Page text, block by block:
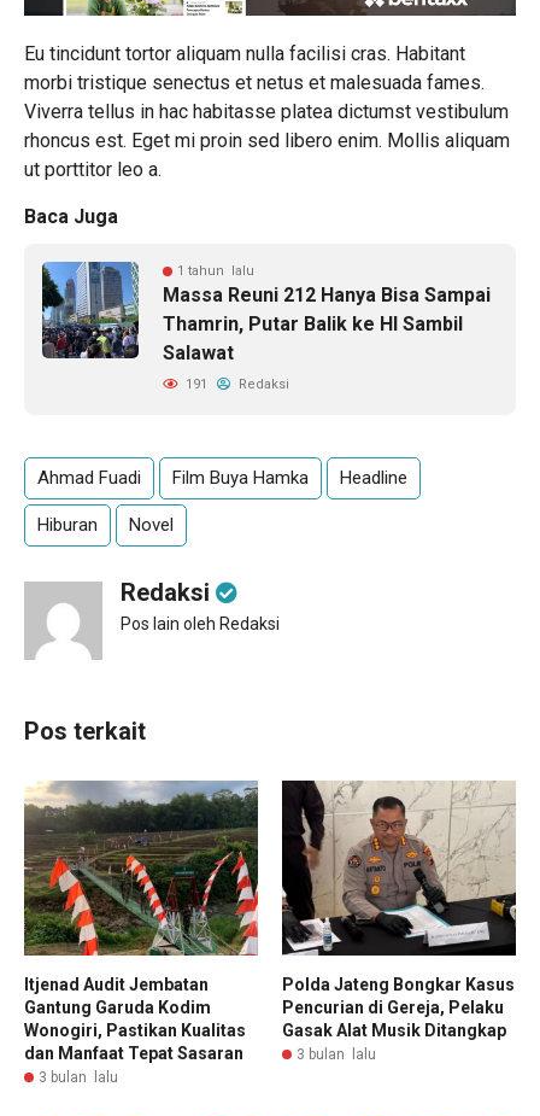
Eu tincidunt tortor aliquam nulla facilisi cras. Habitant
morbi tristique senectus et netus et malesuada fames.
Viverra tellus in hac habitasse platea dictumst vestibulum
rhoncus est. Eget mi proin sed libero enim. Mollis aliquam
ut porttitor leo a.
Baca Juga
1 tahun lalu
Massa Reuni 212 Hanya Bisa Sampai
Thamrin, Putar Balik ke HI Sambil
Salawat
191 Redaksi
Ahmad Fuadi Film Buya Hamka Headline
Hiburan Novel
Redaksi
Pos lain oleh Redaksi
Pos terkait
Itjenad Audit Jembatan
Gantung Garuda Kodim
Wonogiri, Pastikan Kualitas
dan Manfaat Tepat Sasaran
3 bulan lalu
Polda Jateng Bongkar Kasus
Pencurian di Gereja, Pelaku
Gasak Alat Musik Ditangkap
3 bulan lalu